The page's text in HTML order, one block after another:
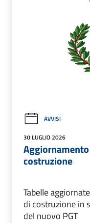
AVVISI
30 LUGLIO 2026
costruzione
Tabelle
di costruzione in
del nuovo PGT